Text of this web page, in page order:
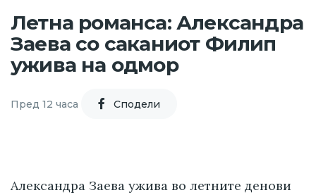
Летна романса: Александра
Заева со саканиот Филип
ужива на одмор
Пред 12 часа Cподели
Александра Заева ужива во летните денови